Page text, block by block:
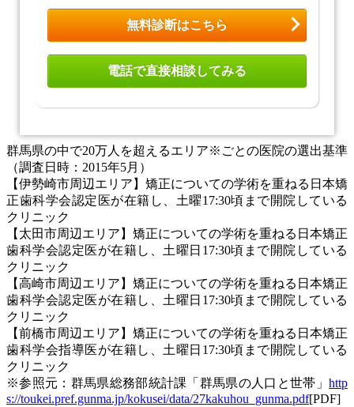
無料診断はこちら
電話で直接相談してみる
群馬県の中で20万人を超えるエリア※ごとの医院の選出基準
（調査日時：2015年5月）
【伊勢崎市周辺エリア】矯正についての学術を重ねる日本矯
正歯科学会認定医が在籍し、土曜17:30頃まで開院している
クリニック
【太田市周辺エリア】矯正についての学術を重ねる日本矯正
歯科学会認定医が在籍し、土曜日17:30頃まで開院している
クリニック
【高崎市周辺エリア】矯正についての学術を重ねる日本矯正
歯科学会認定医が在籍し、土曜日17:30頃まで開院している
クリニック
【前橋市周辺エリア】矯正についての学術を重ねる日本矯正
歯科学会指導医が在籍し、土曜日17:30頃まで開院している
クリニック
※参照元：群馬県総務部統計課「群馬県の人口と世帯」 http
s://toukei.pref.gunma.jp/kokusei/data/27kakuhou_gunma.pdf[PDF]